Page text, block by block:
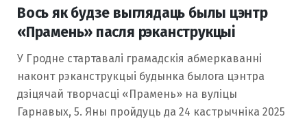
Вось як будзе выглядаць былы цэнтр
«Прамень» пасля рэканструкцыі
У Гродне стартавалі грамадскія абмеркаванні
наконт рэканструкцыі будынка былога цэнтра
дзіцячай творчасці «Прамень» на вуліцы
Гарнавых, 5. Яны пройдуць да 24 кастрычніка 2025